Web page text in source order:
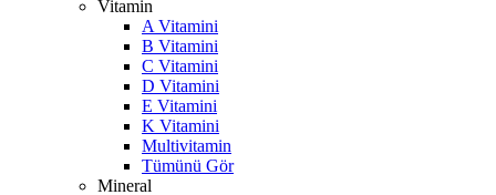
Vitamin
A Vitamini
B Vitamini
C Vitamini
D Vitamini
E Vitamini
K Vitamini
Multivitamin
Tümünü Gör
Mineral